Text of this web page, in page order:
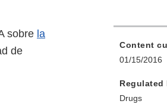
sobre la
de
Content
01/15/2016
Regulated
Drugs